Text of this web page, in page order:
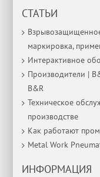
СТАТЬИ
маркировка,
Интерактивное
Производители |
B&R
Техническое
производстве
Как работают
Metal Work
ИНФОРМАЦИЯ